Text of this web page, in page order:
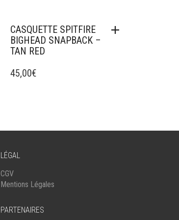
CASQUETTE SPITFIRE
BIGHEAD SNAPBACK –
TAN RED
45,00€
LÉGAL
CGV
Mentions Légales
PARTENAIRES